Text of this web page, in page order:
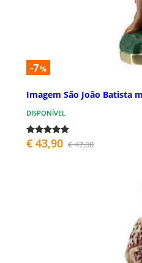
-7%
Imagem São João Batista
DISPONÍVEL
€ 43,90 € 47,00